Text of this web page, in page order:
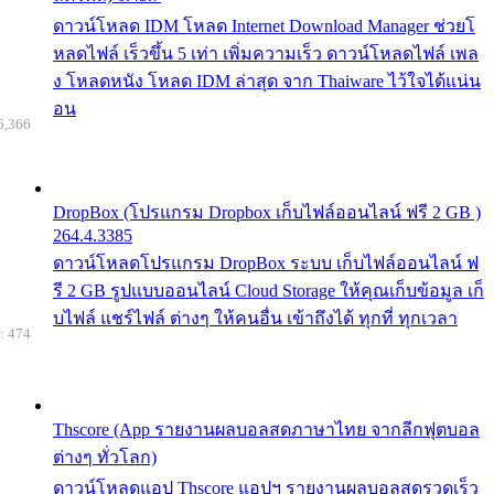
ดาวน์โหลด IDM โหลด Internet Download Manager ช่วยโ
หลดไฟล์ เร็วขึ้น 5 เท่า เพิ่มความเร็ว ดาวน์โหลดไฟล์ เพล
ง โหลดหนัง โหลด IDM ล่าสุด จาก Thaiware ไว้ใจได้แน่น
อน
DropBox (โปรแกรม Dropbox เก็บไฟล์ออนไลน์ ฟรี 2 GB )
264.4.3385
ดาวน์โหลดโปรแกรม DropBox ระบบ เก็บไฟล์ออนไลน์ ฟ
รี 2 GB รูปแบบออนไลน์ Cloud Storage ให้คุณเก็บข้อมูล เก็
บไฟล์ แชร์ไฟล์ ต่างๆ ให้คนอื่น เข้าถึงได้ ทุกที่ ทุกเวลา
Thscore (App รายงานผลบอลสดภาษาไทย จากลีกฟุตบอล
ต่างๆ ทั่วโลก)
ดาวน์โหลดแอป Thscore แอปฯ รายงานผลบอลสดรวดเร็ว
474